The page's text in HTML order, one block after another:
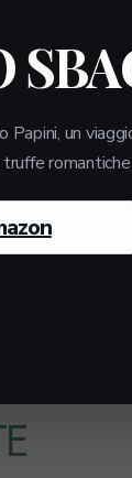
un
CO₂
il
di